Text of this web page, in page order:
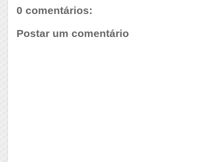
0 comentários:
Postar um comentário